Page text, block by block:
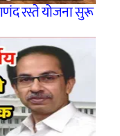
रस्ते योजना सुरू